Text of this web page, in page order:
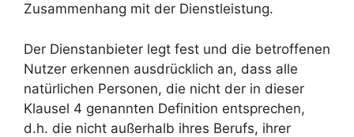
Zusammenhang mit der Dienstleistung.
Der Dienstanbieter legt fest und die betroffenen
Nutzer erkennen ausdrücklich an, dass alle
natürlichen Personen, die nicht der in dieser
Klausel 4 genannten Definition entsprechen,
d.h. die nicht außerhalb ihres Berufs, ihrer